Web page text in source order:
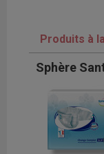
Produits à
Sphère